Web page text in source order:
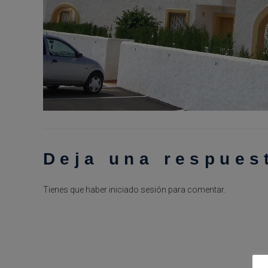
Deja una
Tienes que haber iniciado sesión para comentar.